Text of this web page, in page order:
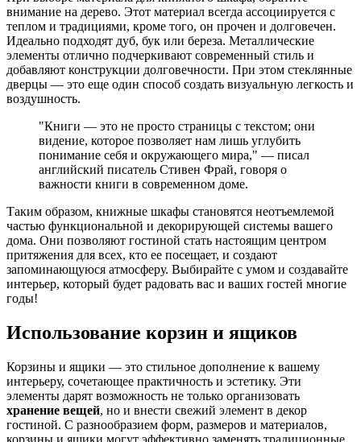
внимание на дерево. Этот материал всегда ассоциируется с
теплом и традициями, кроме того, он прочен и долговечен.
Идеально подходят дуб, бук или береза. Металлические
элементы отлично подчеркивают современный стиль и
добавляют конструкции долговечности. При этом стеклянные
дверцы — это еще один способ создать визуальную легкость и
воздушность.
"Книги — это не просто страницы с текстом; они
видение, которое позволяет нам лишь углубить
понимание себя и окружающего мира," — писал
английский писатель Стивен Фрай, говоря о
важности книги в современном доме.
Таким образом, книжные шкафы становятся неотъемлемой
частью функциональной и декорирующей системы вашего
дома. Они позволяют гостиной стать настоящим центром
притяжения для всех, кто ее посещает, и создают
запоминающуюся атмосферу. Выбирайте с умом и создавайте
интерьер, который будет радовать вас и ваших гостей многие
годы!
Использование корзин и ящиков
Корзины и ящики — это стильное дополнение к вашему
интерьеру, сочетающее практичность и эстетику. Эти
элементы дарят возможность не только организовать
хранение вещей, но и внести свежий элемент в декор
гостиной. С разнообразием форм, размеров и материалов,